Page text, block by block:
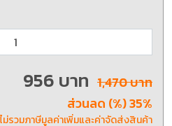
956 บาท 1,470 บาท
ส่วนลด (%) 35%
ม่รวมภาษีมูลค่าเพิ่มและค่าจัดส่งสินค้า